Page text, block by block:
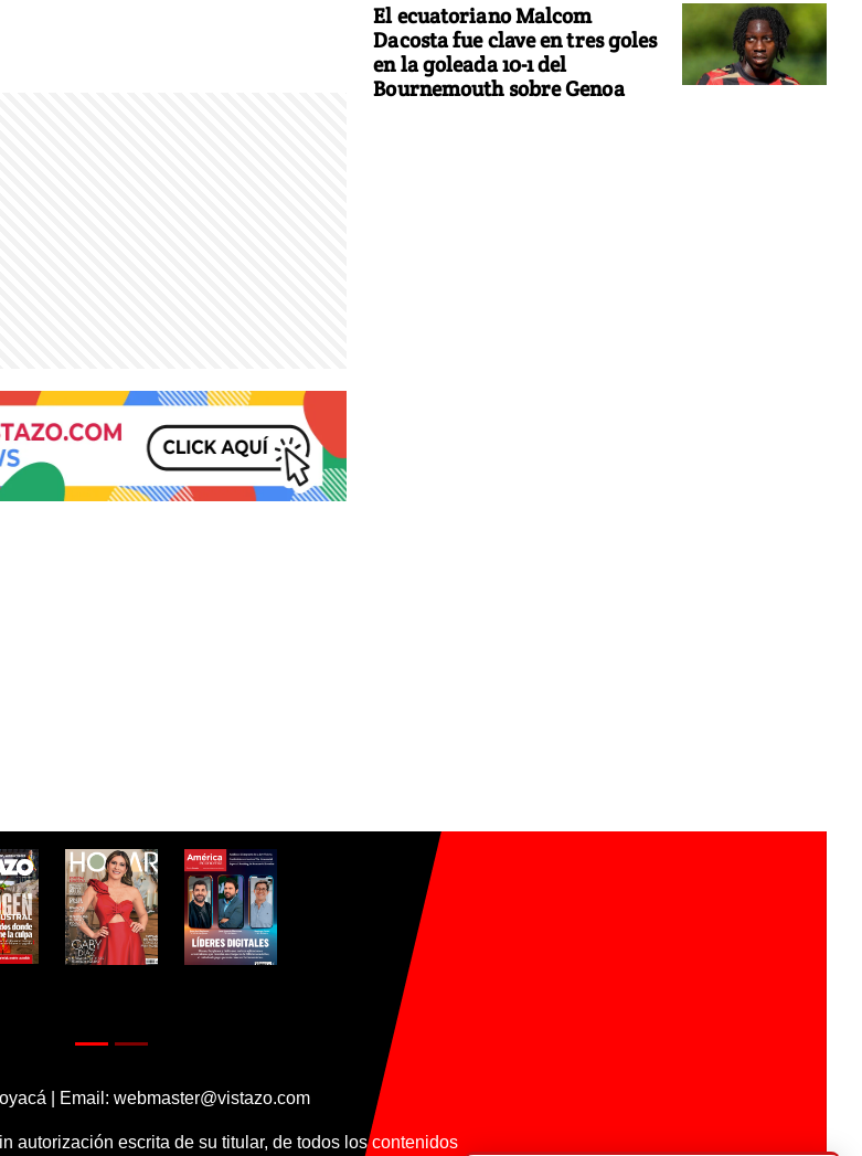
El ecuatoriano Malcom
Dacosta fue clave en tres goles
en la goleada 10-1 del
Bournemouth sobre Genoa
| Email: webmaster@vistazo.com
autorización escrita de su titular, de todos los contenidos